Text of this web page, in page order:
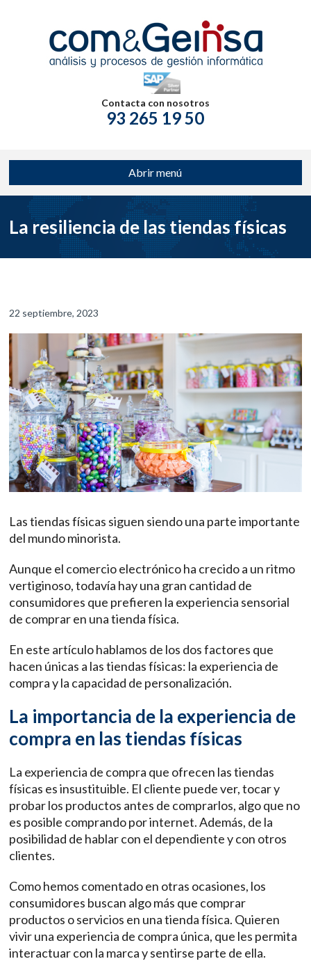
Contacta con nosotros
93 265 19 50
Abrir menú
La resiliencia de las tiendas físicas
22 septiembre, 2023
Las tiendas físicas siguen siendo una parte importante
del mundo minorista.
Aunque el comercio electrónico ha crecido a un ritmo
vertiginoso, todavía hay una gran cantidad de
consumidores que prefieren la experiencia sensorial
de comprar en una tienda física.
En este artículo hablamos de los dos factores que
hacen únicas a las tiendas físicas: la experiencia de
compra y la capacidad de personalización.
La importancia de la experiencia de
compra en las tiendas físicas
La experiencia de compra que ofrecen las tiendas
físicas es insustituible. El cliente puede ver, tocar y
probar los productos antes de comprarlos, algo que no
es posible comprando por internet. Además, de la
posibilidad de hablar con el dependiente y con otros
clientes.
Como hemos comentado en otras ocasiones, los
consumidores buscan algo más que comprar
productos o servicios en una tienda física. Quieren
vivir una experiencia de compra única, que les permita
interactuar con la marca y sentirse parte de ella.